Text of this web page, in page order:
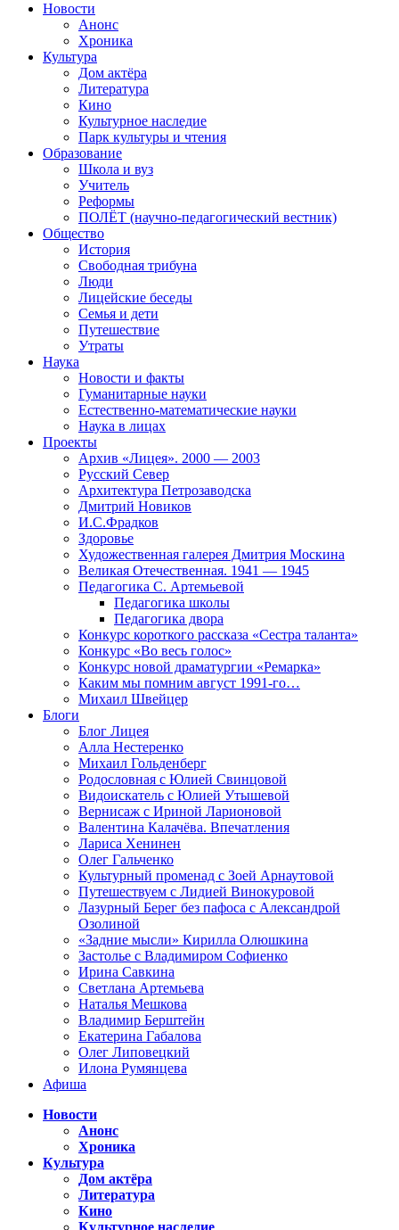
Новости
Анонс
Хроника
Культура
Дом актёра
Литература
Кино
Культурное наследие
Парк культуры и чтения
Образование
Школа и вуз
Учитель
Реформы
ПОЛЁТ (научно-педагогический вестник)
Общество
История
Свободная трибуна
Люди
Лицейские беседы
Семья и дети
Путешествие
Утраты
Наука
Новости и факты
Гуманитарные науки
Естественно-математические науки
Наука в лицах
Проекты
Архив «Лицея». 2000 — 2003
Русский Север
Архитектура Петрозаводска
Дмитрий Новиков
И.С.Фрадков
Здоровье
Художественная галерея Дмитрия Москина
Великая Отечественная. 1941 — 1945
Педагогика С. Артемьевой
Педагогика школы
Педагогика двора
Конкурс короткого рассказа «Сестра таланта»
Конкурс «Во весь голос»
Конкурс новой драматургии «Ремарка»
Каким мы помним август 1991-го…
Михаил Швейцер
Блоги
Блог Лицея
Алла Нестеренко
Михаил Гольденберг
Родословная с Юлией Свинцовой
Видоискатель с Юлией Утышевой
Вернисаж с Ириной Ларионовой
Валентина Калачёва. Впечатления
Лариса Хенинен
Олег Гальченко
Культурный променад с Зоей Арнаутовой
Путешествуем с Лидией Винокуровой
Лазурный Берег без пафоса с Александрой
Озолиной
«Задние мысли» Кирилла Олюшкина
Застолье с Владимиром Софиенко
Ирина Савкина
Светлана Артемьева
Наталья Мешкова
Владимир Берштейн
Екатерина Габалова
Олег Липовецкий
Илона Румянцева
Афиша
Новости
Анонс
Хроника
Культура
Дом актёра
Литература
Кино